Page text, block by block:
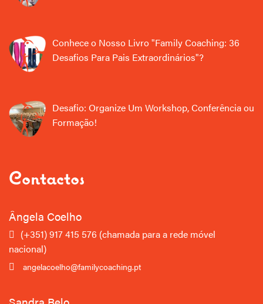
Conhece o Nosso Livro "Family Coaching: 36
Desafios Para Pais Extraordinários"?
Desafio: Organize Um Workshop, Conferência ou
Formação!
Contactos
Ângela Coelho
(+351) 917 415 576 (chamada para a rede móvel
nacional)
angelacoelho@familycoaching.pt